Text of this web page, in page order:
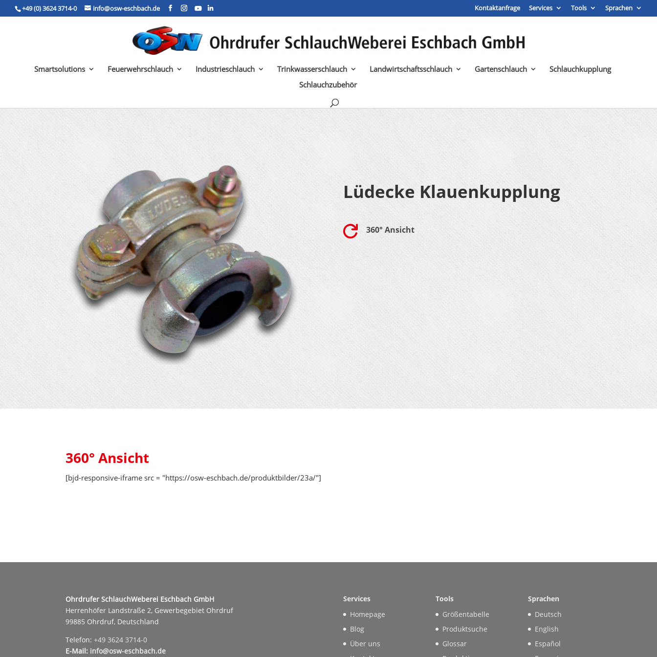
+49 (0) 3624 3714-0 info@osw-eschbach.de Kontaktanfrage Services Tools Sprachen
Smartsolutions Feuerwehrschlauch Industrieschlauch Trinkwasserschlauch Landwirtschaftsschlauch Gartenschlauch
Schlauchkupplung
Schlauchzubehör
Lüdecke Klauenkupplung
 360° Ansicht
360° Ansicht
[bjd-responsive-iframe src = "https://osw-eschbach.de/produktbilder/23a/"]
Ohrdrufer SchlauchWeberei Eschbach GmbH
Herrenhöfer Landstraße 2, Gewerbegebiet Ohrdruf
99885 Ohrdruf, Deutschland
Telefon:+49 3624 3714-0
E-Mail: info@osw-eschbach.de
Services
Homepage
Blog
Über uns
Tools
Größentabelle
Produktsuche
Glossar
Sprachen
Deutsch
English
Español